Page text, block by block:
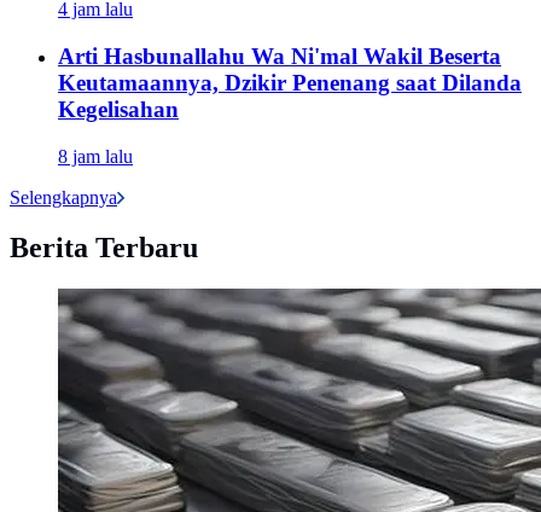
4 jam lalu
Arti Hasbunallahu Wa Ni'mal Wakil Beserta
Keutamaannya, Dzikir Penenang saat Dilanda
Kegelisahan
8 jam lalu
Selengkapnya
Berita Terbaru